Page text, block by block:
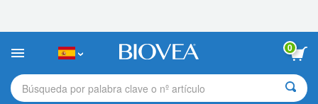
sitio
incluye
sistema
de
0
Búsqueda por palabra clave o nº artículo